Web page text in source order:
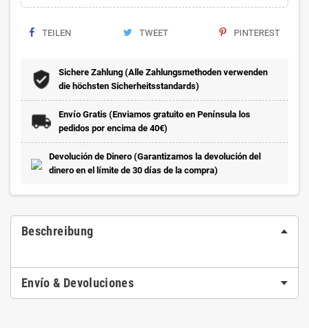
TEILEN TWEET PINTEREST
Sichere Zahlung (Alle Zahlungsmethoden verwenden
die höchsten Sicherheitsstandards)
Envío Gratis (Enviamos gratuito en Península los
pedidos por encima de 40€)
Devolución de Dinero (Garantizamos la devolución del
dinero en el límite de 30 días de la compra)
Beschreibung
Envío & Devoluciones